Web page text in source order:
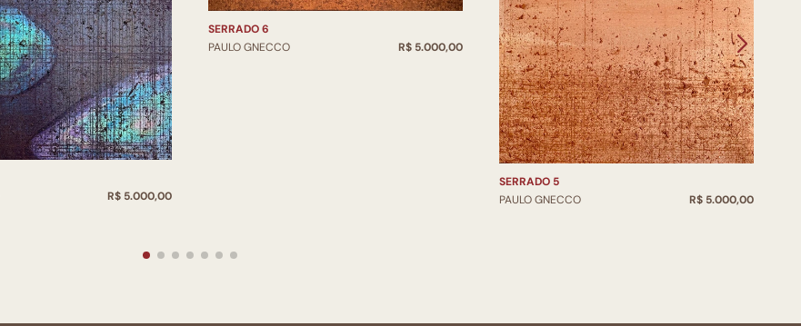
R$ 5.000,00
SERRADO 6
PAULO GNECCO
R$ 5.000,00
SERRADO 5
PAULO GNECCO
R$ 5.000,00